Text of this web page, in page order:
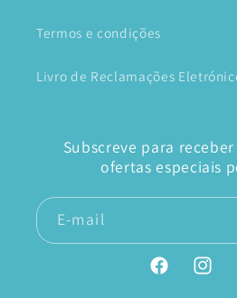
Termos e condições
Livro de Reclamações
Subscreve para
ofertas especiais
E-mail
Facebook